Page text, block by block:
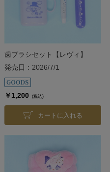
歯ブラシセット【レヴィ】
発売日：2026/7/1
￥1,200 (税込)
カートに入れる